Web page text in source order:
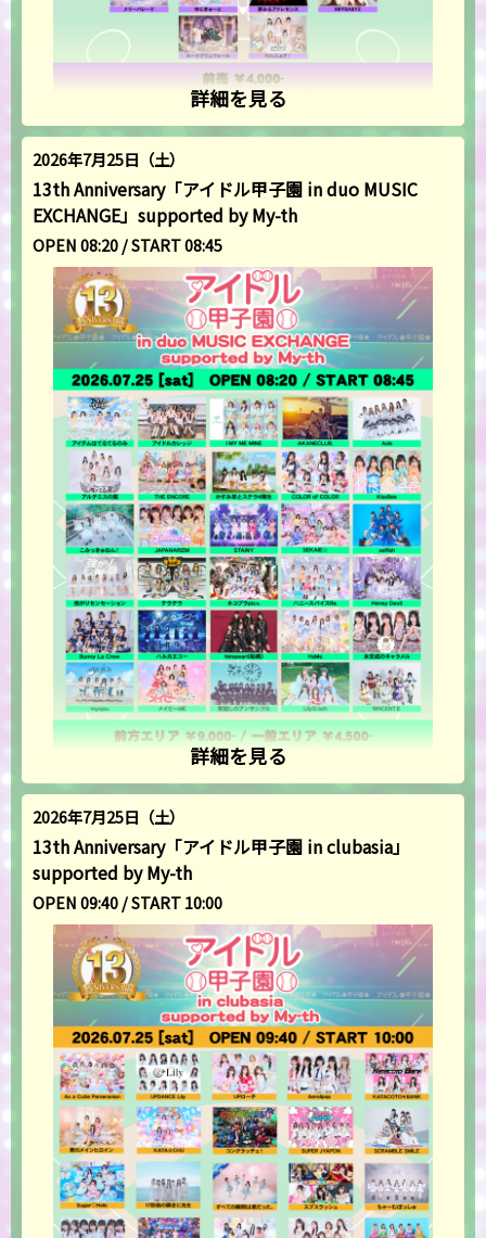
詳細を見る
2026年7月25日（土）
13th Anniversary「アイドル甲子園 in duo MUSIC
EXCHANGE」supported by My-th
OPEN 08:20 / START 08:45
詳細を見る
2026年7月25日（土）
13th Anniversary「アイドル甲子園 in clubasia」
supported by My-th
OPEN 09:40 / START 10:00